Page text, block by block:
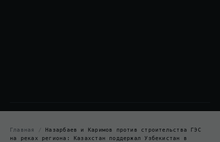
Главная / Назарбаев и Каримов против строительства ГЭС
на реках региона: Казахстан поддержал Узбекистан в